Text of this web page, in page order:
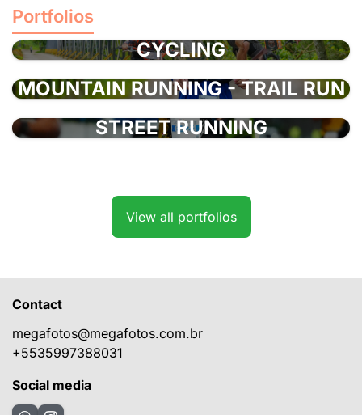
Portfolios
CYCLING
MOUNTAIN RUNNING - TRAIL RUN
STREET RUNNING
View all portfolios
Contact
megafotos@megafotos.com.br
+5535997388031
Social media